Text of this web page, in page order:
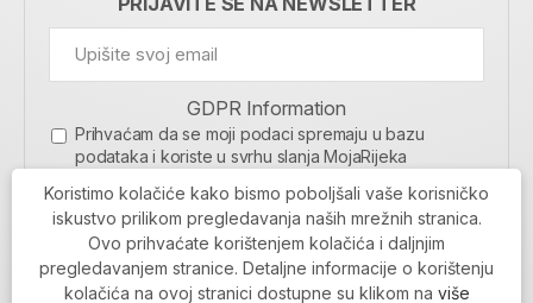
GDPR Information
Prihvaćam da se moji podaci spremaju u bazu
podataka i koriste u svrhu slanja MojaRijeka
MOJARIJEKA NEWSLETTER
PRIJAVI SE
Koristimo kolačiće kako bismo poboljšali vaše korisničko
iskustvo prilikom pregledavanja naših mrežnih stranica.
Ovo prihvaćate korištenjem kolačića i daljnjim
pregledavanjem stranice. Detaljne informacije o korištenju
kolačića na ovoj stranici dostupne su klikom na više